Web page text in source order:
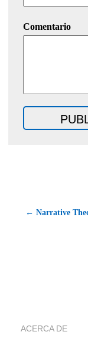
Comentario
← Narrative
ACERCA DE